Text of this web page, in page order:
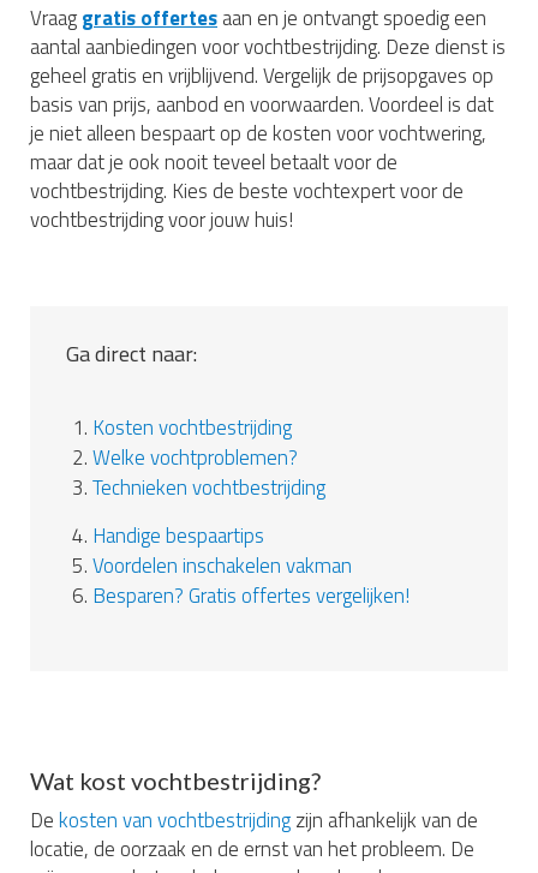
Vraaggratis offertesaan en je ontvangt spoedig een
aantal aanbiedingen voor vochtbestrijding. Deze dienst is
geheel gratis en vrijblijvend. Vergelijk de prijsopgaves op
basis van prijs, aanbod en voorwaarden. Voordeel is dat
je niet alleen bespaart op de kosten voor vochtwering,
maar dat je ook nooit teveel betaalt voor de
vochtbestrijding. Kies de beste vochtexpert voor de
vochtbestrijding voor jouw huis!
Ga direct naar:
1. Kosten vochtbestrijding
2.Welke vochtproblemen?
3.Technieken vochtbestrijding
4. Handige bespaartips
5.Voordelen inschakelen vakman
6. Besparen? Gratis offertes vergelijken!
Wat kost vochtbestrijding?
Dekosten van vochtbestrijdingzijn afhankelijk van de
locatie, de oorzaak en de ernst van het probleem. De